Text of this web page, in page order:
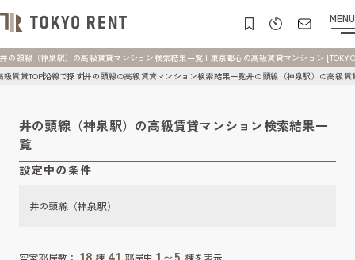
MENU
井の頭線（神泉駅）の高級賃貸マンション検索結果一覧 | 東京都心の高級賃貸マンション
級賃貸TOP沿線で探す井の頭線の高級賃貸マンション検索結果一覧井の頭線（神泉駅）の高級
井の頭線（神泉駅）の高級賃貸マンション検索結果一
覧
設定中の条件
空室部屋数： 18 棟 41 部屋中 1～5 棟を表示
井の頭線（神泉駅）